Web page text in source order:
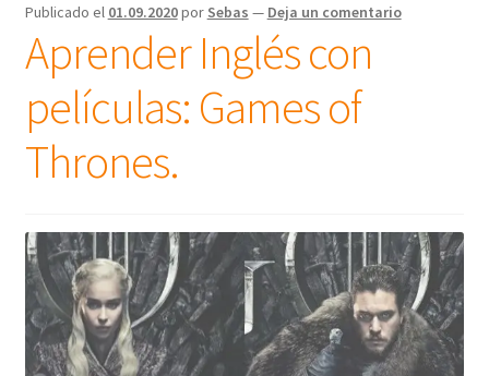
Publicado el 01.09.2020por Sebas — Deja un comentario
Aprender Inglés con
películas: Games of
Thrones.